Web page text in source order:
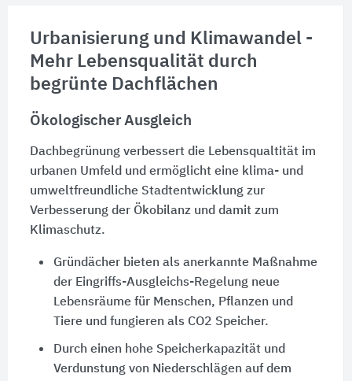
Urbanisierung und Klimawandel -
Mehr Lebensqualität durch
begrünte Dachflächen
Ökologischer Ausgleich
Dachbegrünung verbessert die Lebensqualtität im
urbanen Umfeld und ermöglicht eine klima- und
umweltfreundliche Stadtentwicklung zur
Verbesserung der Ökobilanz und damit zum
Klimaschutz.
Gründächer bieten als anerkannte Maßnahme
der Eingriffs-Ausgleichs-Regelung neue
Lebensräume für Menschen, Pflanzen und
Tiere und fungieren als CO2 Speicher.
Durch einen hohe Speicherkapazität und
Verdunstung von Niederschlägen auf dem